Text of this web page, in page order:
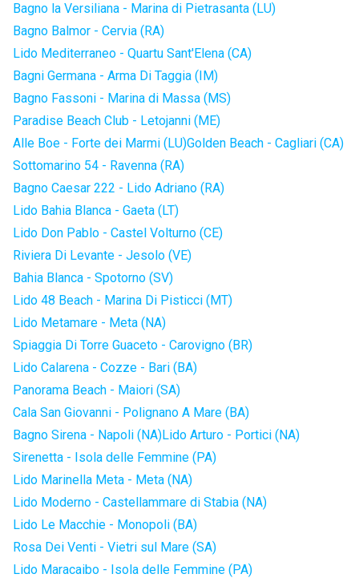
Bagno la Versiliana - Marina di Pietrasanta (LU)
Bagno Balmor - Cervia (RA)
Lido Mediterraneo - Quartu Sant'Elena (CA)
Bagni Germana - Arma Di Taggia (IM)
Bagno Fassoni - Marina di Massa (MS)
Paradise Beach Club - Letojanni (ME)
Alle Boe - Forte dei Marmi (LU)Golden Beach - Cagliari (CA)
Sottomarino 54 - Ravenna (RA)
Bagno Caesar 222 - Lido Adriano (RA)
Lido Bahia Blanca - Gaeta (LT)
Lido Don Pablo - Castel Volturno (CE)
Riviera Di Levante - Jesolo (VE)
Bahia Blanca - Spotorno (SV)
Lido 48 Beach - Marina Di Pisticci (MT)
Lido Metamare - Meta (NA)
Spiaggia Di Torre Guaceto - Carovigno (BR)
Lido Calarena - Cozze - Bari (BA)
Panorama Beach - Maiori (SA)
Cala San Giovanni - Polignano A Mare (BA)
Bagno Sirena - Napoli (NA)Lido Arturo - Portici (NA)
Sirenetta - Isola delle Femmine (PA)
Lido Marinella Meta - Meta (NA)
Lido Moderno - Castellammare di Stabia (NA)
Lido Le Macchie - Monopoli (BA)
Rosa Dei Venti - Vietri sul Mare (SA)
Lido Maracaibo - Isola delle Femmine (PA)